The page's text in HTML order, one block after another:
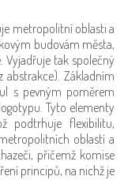
metropolitní oblasti a
budovám města,
Vyjadřuje tak společný
Základním
s pevným poměrem
Tyto elementy
podtrhuje flexibilitu,
oblastí a
přičemž komise
principů, na nichž je